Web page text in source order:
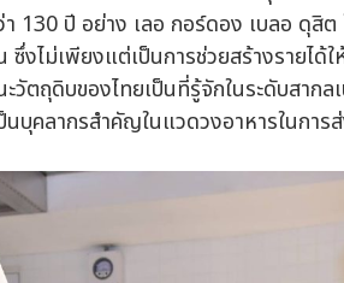
130 ปี อย่าง เลอ กอร์ดอง เบลอ ดุสิ
ซึ่งไม่เพียงแต่เป็นการช่วยสร้างรายได้
วัตถุดิบของไทยเป็นที่รู้จักในระดับสาก
นบุคลากรสำคัญในแวดวงอาหารในกา